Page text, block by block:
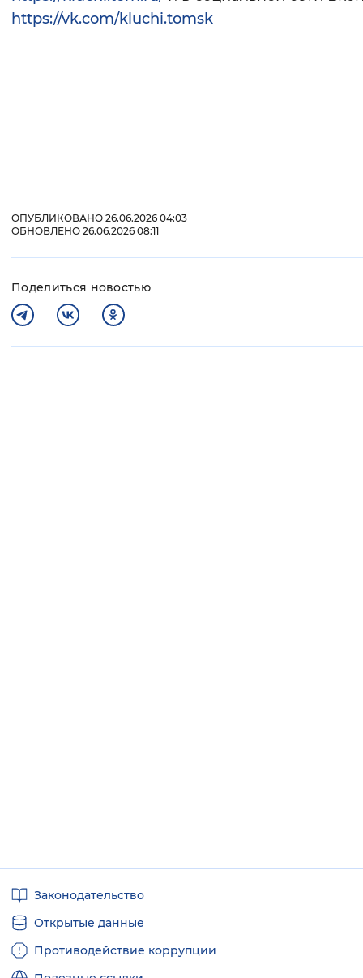
https://vk.com/kluchi.tomsk
ОПУБЛИКОВАНО 26.06.2026 04:03
ОБНОВЛЕНО 26.06.2026 08:11
Поделиться новостью
ссылкиЗаконодательство
Открытые данные
Противодействие коррупции